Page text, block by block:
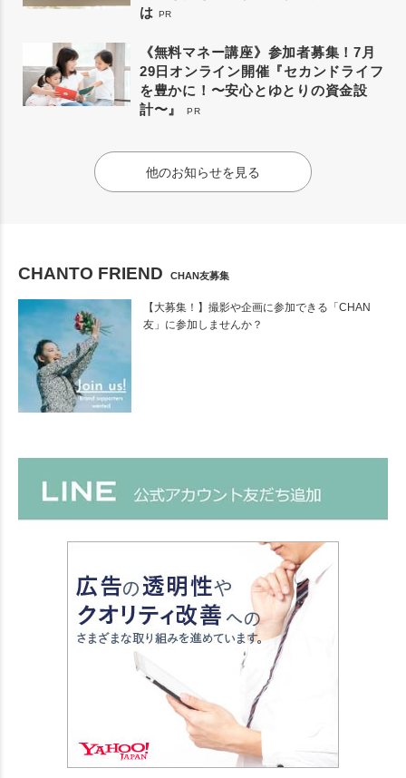
は PR
《無料マネー講座》参加者募集！7月
29日オンライン開催『セカンドライフ
を豊かに！〜安心とゆとりの資金設
計〜』
PR
他のお知らせを見る
CHANTO FRIEND CHAN友募集
【大募集！】撮影や企画に参加できる「CHAN
友」に参加しませんか？